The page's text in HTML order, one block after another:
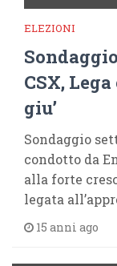
ELEZIONI
CSX, Lega
giu’
Sondaggio
condotto da
alla forte
legata
15 anni ago